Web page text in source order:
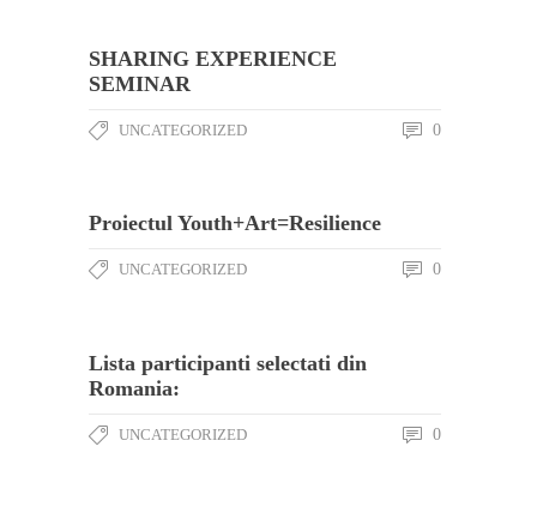
SHARING EXPERIENCE
SEMINAR
UNCATEGORIZED 0
Proiectul Youth+Art=Resilience
UNCATEGORIZED 0
Lista participanti selectati din
Romania:
UNCATEGORIZED 0